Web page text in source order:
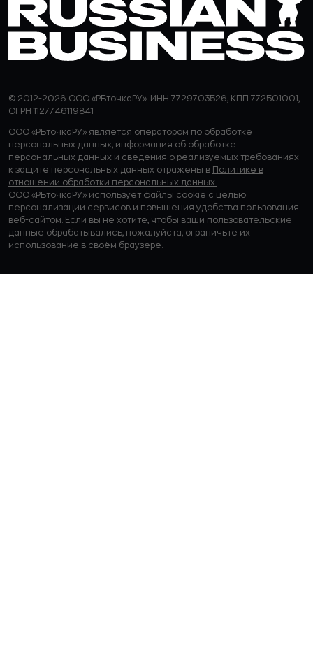
© 2012-2026 ООО «РБточкаРУ». ИНН 7729703526, КПП 772501001,
ОГРН 1127746119841
ООО «РБточкаРУ» является оператором по обработке
персональных данных, информация об обработке
персональных данных и сведения о реализуемых требованиях
к защите персональных данных отражены в Политике в
отношении обработки персональных данных.
ООО «РБточкаРУ» использует файлы cookie с целью
персонализации сервисов и повышения удобства пользования
веб-сайтом. Если вы не хотите, чтобы ваши пользовательские
данные обрабатывались, пожалуйста, ограничьте их
использование в своём браузере.